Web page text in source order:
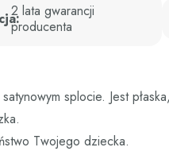
2 lata gwarancji
producenta
splocie. Jest
Twojego dziecka.